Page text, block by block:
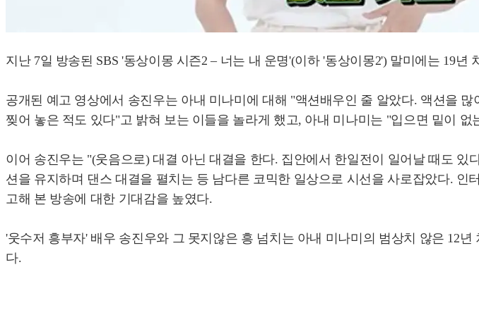
지난 7일 방송된 SBS '동상이몽 시즌2 – 너는 내 운명'(이하 '동상이몽2') 말미에는 19
공개된 예고 영상에서 송진우는 아내 미나미에 대해 "액션배우인 줄 알았다. 액션을
찢어 놓은 적도 있다"고 밝혀 보는 이들을 놀라게 했고, 아내 미나미는 "입으면 밑이
이어 송진우는 "(웃음으로) 대결 아닌 대결을 한다. 집안에서 한일전이 일어날 때도
션을 유지하며 댄스 대결을 펼치는 등 남다른 코믹한 일상으로 시선을 사로잡았다.
고해 본 방송에 대한 기대감을 높였다.
'웃수저 흥부자' 배우 송진우와 그 못지않은 흥 넘치는 아내 미나미의 범상치 않은 12
다.